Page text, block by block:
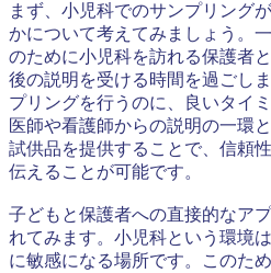
まず、小児科でのサンプリング
かについて考えてみましょう。
のために小児科を訪れる保護者
後の説明を受ける時間を過ごし
プリングを行うのに、良いタイ
医師や看護師からの説明の一環
試供品を提供することで、信頼
伝えることが可能です。
子どもと保護者への直接的なア
れてみます。小児科という環境
に敏感になる場所です。このた